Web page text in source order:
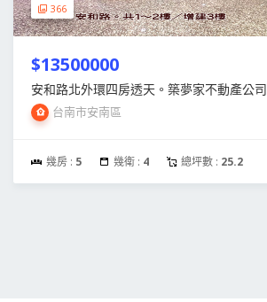
366
$13500000
安和路北外環四房透天。築夢家不動產公司
台南市安南區
幾房 : 5 幾衛 : 4 總坪數 : 25.2